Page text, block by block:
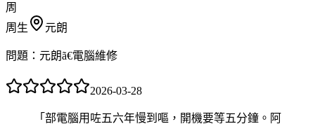
周
周生
元朗
問題： 元朗ã€電腦維修
2026-03-28
「 部電腦用咗五六年慢到嘔，開機要等五分鐘。阿